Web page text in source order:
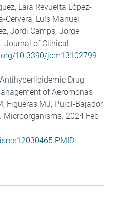
Laia Revuelta López-
Cervera, Luís Manuel
Jordi Camps, Jorge
Journal of Clinical
10.3390/jcm13102799
Drug
of Aeromonas
Figueras MJ, Pujol-Bajador
Microorganisms. 2024 Feb